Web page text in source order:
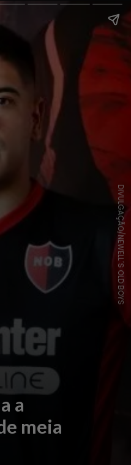
a
meia
DIVULGAÇÃO/NEWELL´S OLD BOYS